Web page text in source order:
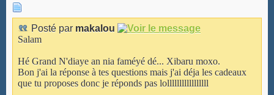
Posté par makalou
Salam
Hé Grand N'diaye an nia faméyé dé... Xibaru moxo.
Bon j'ai la réponse à tes questions mais j'ai déja les cadeaux
que tu proposes donc je réponds pas lolllllllllllllllll